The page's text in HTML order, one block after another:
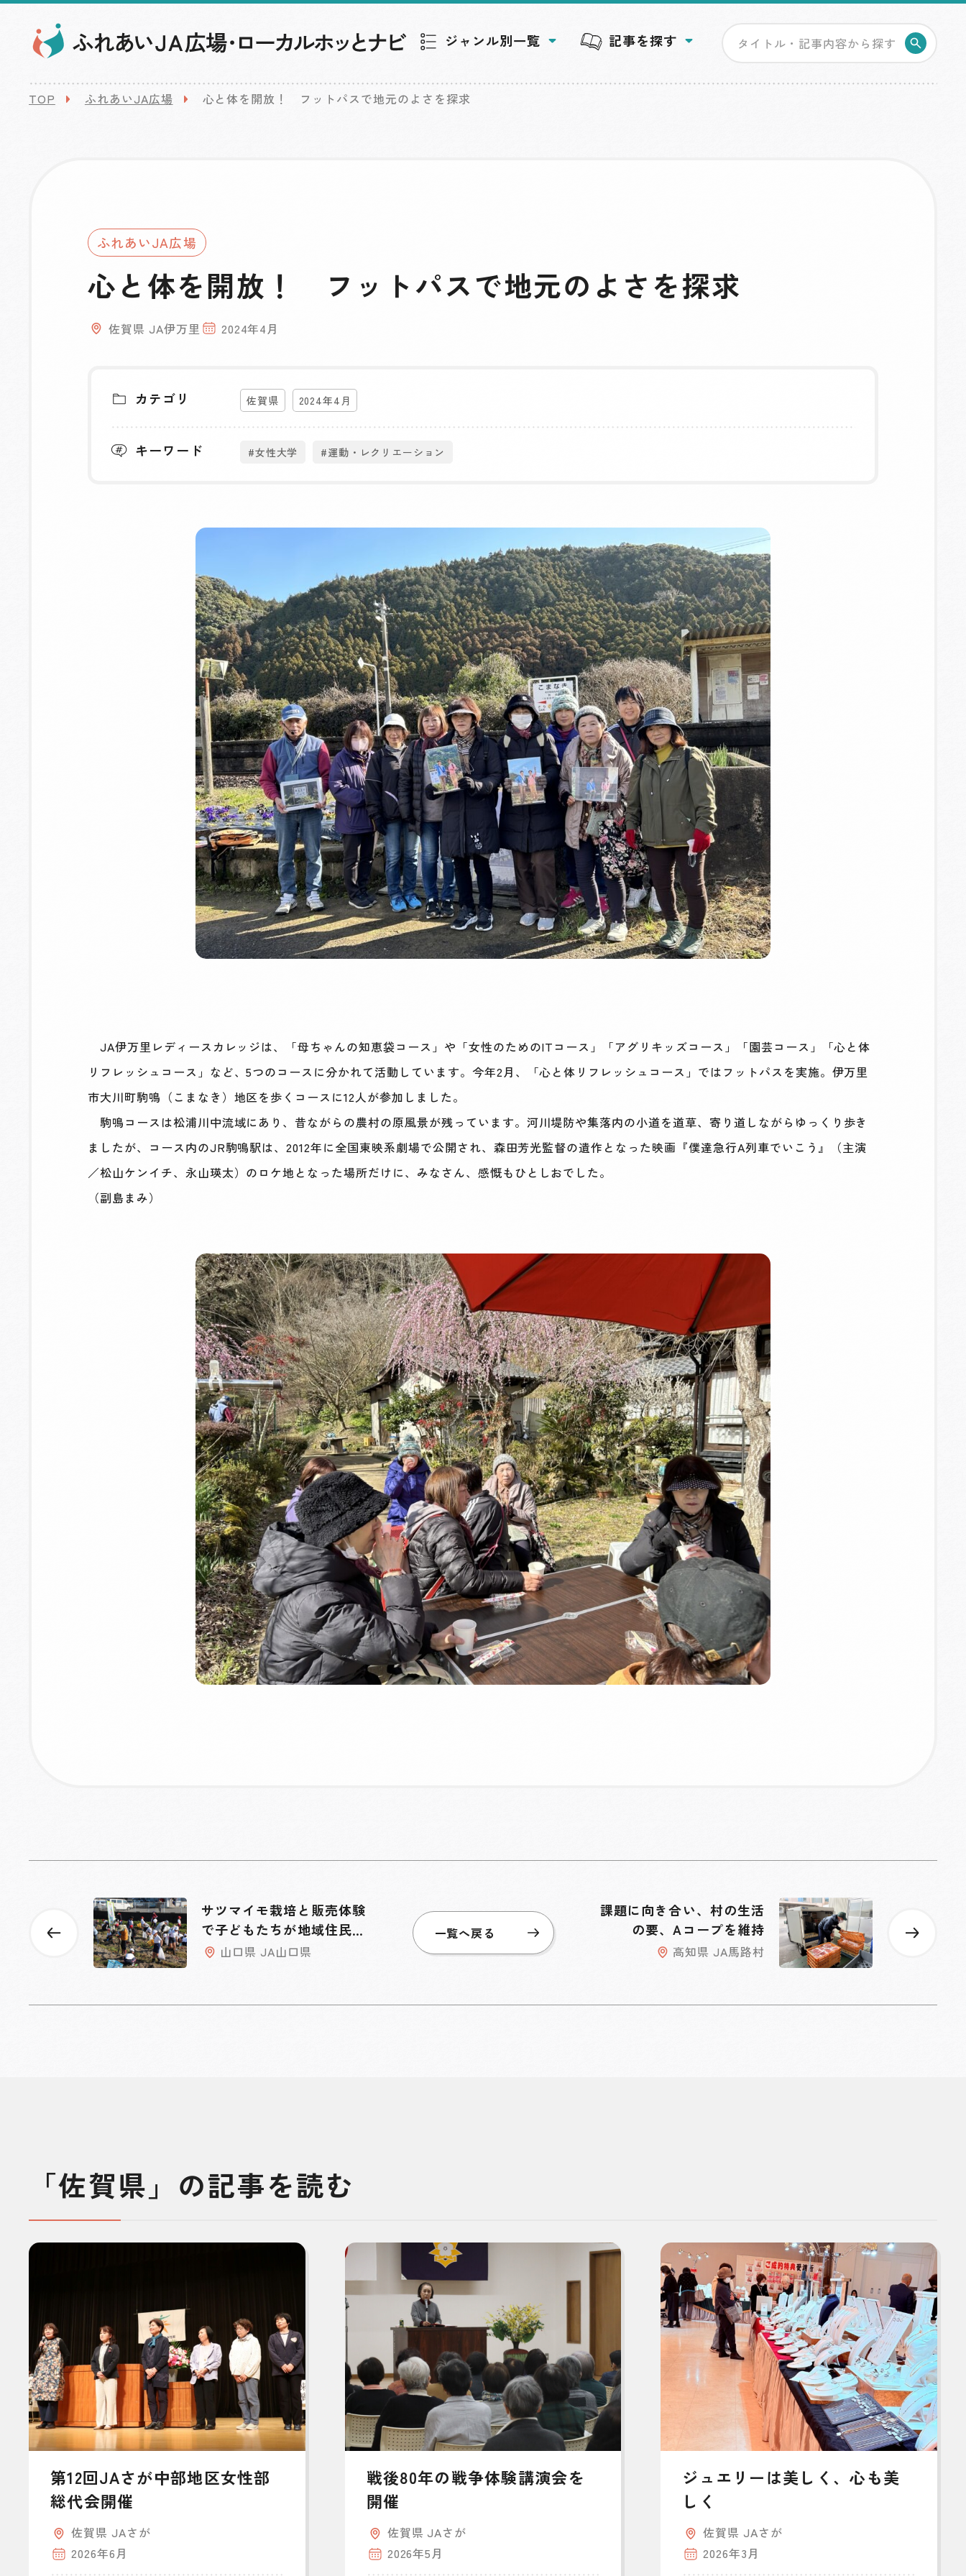
ジャンル別一覧 記事を探す
TOP ふれあいJA広場 心と体を開放！ フットパスで地元のよさを探求
ふれあいJA広場
心と体を開放！ フットパスで地元のよさを探求
佐賀県 JA伊万里 2024年4月
カテゴリ 佐賀県 2024年4月
キーワード #女性大学 #運動・レクリエーション
JA伊万里レディースカレッジは、「母ちゃんの知恵袋コース」や「女性のためのITコース」「アグリキッズコース」「園芸コース」「心と体
リフレッシュコース」など、5つのコースに分かれて活動しています。今年2月、「心と体リフレッシュコース」ではフットパスを実施。伊万里
市大川町駒鳴（こまなき）地区を歩くコースに12人が参加しました。
駒鳴コースは松浦川中流域にあり、昔ながらの農村の原風景が残っています。河川堤防や集落内の小道を道草、寄り道しながらゆっくり歩き
ましたが、コース内のJR駒鳴駅は、2012年に全国東映系劇場で公開され、森田芳光監督の遺作となった映画『僕達急行A列車でいこう』（主演
／松山ケンイチ、永山瑛太）のロケ地となった場所だけに、みなさん、感慨もひとしおでした。
（副島まみ）
サツマイモ栽培と販売体験
で子どもたちが地域住民と
交流山口県 JA山口県
課題に向き合い、村の生活
の要、Aコープを維持
高知県 JA馬路村
一覧へ戻る
「佐賀県」の記事を読む
第12回JAさが中部地区女性部
総代会開催
佐賀県 JAさが
2026年6月
戦後80年の戦争体験講演会を
開催
佐賀県 JAさが
2026年5月
ジュエリーは美しく、心も美
しく
佐賀県 JAさが
2026年3月